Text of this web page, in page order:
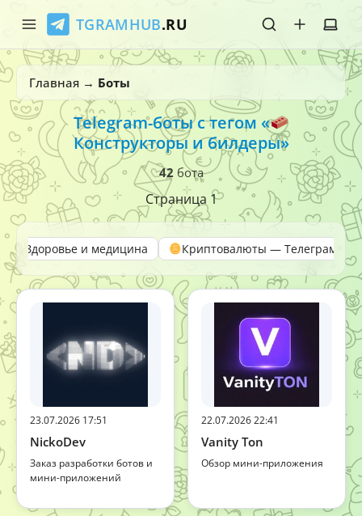
TGRAMHUB.RU
Главная
Стикеры
Эмодзи
Боты
О нас
Главная → Боты
Telegram-боты с тегом «
Конструкторы и билдеры»
42 бота
Страница 1
Здоровье и медицина Криптовалюты — Телеграм-
23.07.2026 17:51
NickoDev
Заказ разработки ботов и
мини-приложений
22.07.2026 22:41
Vanity Ton
Обзор мини-приложения